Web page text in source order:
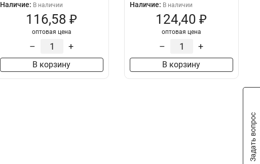
Наличие: В наличии
116,58 ₽
оптовая цена
– +
В корзину
Наличие: В наличии
124,40 ₽
оптовая цена
– +
В корзину
Задать вопрос